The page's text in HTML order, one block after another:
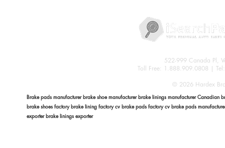
522-999 Canada Pl,
Toll Free: 1.888.909.0808 |
© 2026 Hardex
Brake pads manufacturer brake shoe manufacturer brake linings manufacturer
brake shoes factory brake lining factory cv brake pads factory cv brake pads
exporter brake linings exporter